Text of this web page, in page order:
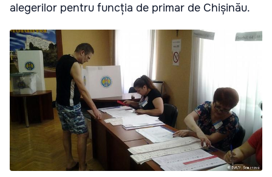
alegerilor pentru funcția de primar de Chișinău.